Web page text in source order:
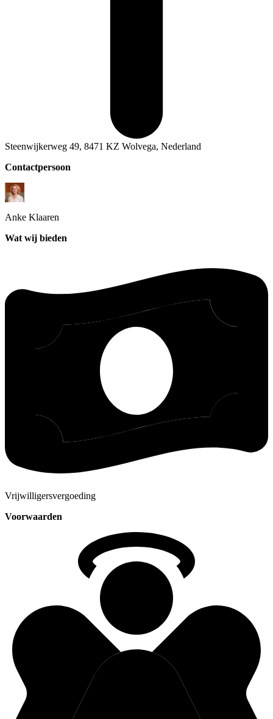
Steenwijkerweg 49, 8471 KZ Wolvega, Nederland
Contactpersoon
Anke Klaaren
Wat wij bieden
Vrijwilligersvergoeding
Voorwaarden